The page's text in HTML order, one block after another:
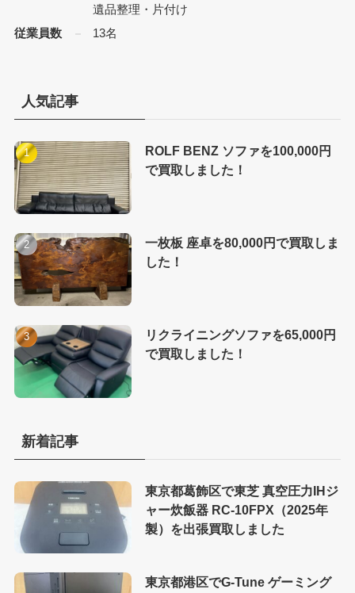
遺品整理・片付け
従業員数
13名
人気記事
ROLF BENZ ソファを100,000円
で買取しました！
一枚板 座卓を80,000円で買取しま
した！
リクライニングソファを65,000円
で買取しました！
新着記事
東京都葛飾区で東芝 真空圧力IHジ
ャー炊飯器 RC-10FPX（2025年
製）を出張買取しました
東京都港区でG-Tune ゲーミング